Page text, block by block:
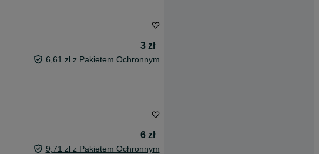
3 zł
6,61 zł z Pakietem Ochronnym
6 zł
9,71 zł z Pakietem Ochronnym